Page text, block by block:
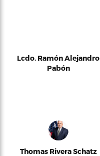
Lcdo. Ramón Alejandro
Pabón
Thomas Rivera Schatz